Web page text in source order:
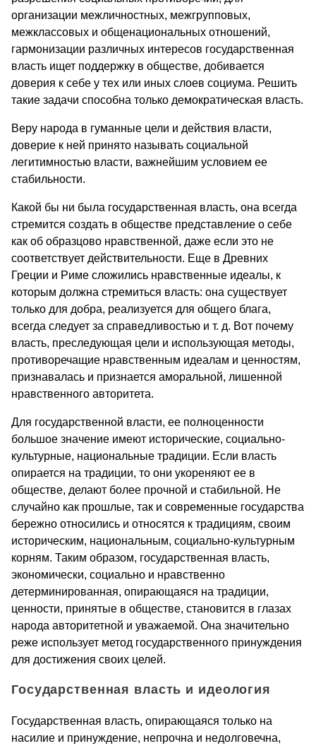
организации межличностных, межгрупповых,
межклассовых и общенациональных отношений,
гармонизации различных интересов государственная
власть ищет поддержку в обществе, добивается
доверия к себе у тех или иных слоев социума. Решить
такие задачи способна только демократическая власть.
Веру народа в гуманные цели и действия власти,
доверие к ней принято называть социальной
легитимностью власти, важнейшим условием ее
стабильности.
Какой бы ни была государственная власть, она всегда
стремится создать в обществе представление о себе
как об образцово нравственной, даже если это не
соответствует действительности. Еще в Древних
Греции и Риме сложились нравственные идеалы, к
которым должна стремиться власть: она существует
только для добра, реализуется для общего блага,
всегда следует за справедливостью и т. д. Вот почему
власть, преследующая цели и использующая методы,
противоречащие нравственным идеалам и ценностям,
признавалась и признается аморальной, лишенной
нравственного авторитета.
Для государственной власти, ее полноценности
большое значение имеют исторические, социально-
культурные, национальные традиции. Если власть
опирается на традиции, то они укореняют ее в
обществе, делают более прочной и стабильной. Не
случайно как прошлые, так и современные государства
бережно относились и относятся к традициям, своим
историческим, национальным, социально-культурным
корням. Таким образом, государственная власть,
экономически, социально и нравственно
детерминированная, опирающаяся на традиции,
ценности, принятые в обществе, становится в глазах
народа авторитетной и уважаемой. Она значительно
реже использует метод государственного принуждения
для достижения своих целей.
Государственная власть и идеология
Государственная власть, опирающаяся только на
насилие и принуждение, непрочна и недолговечна,